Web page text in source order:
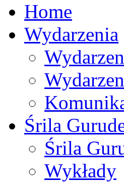
Home
Wydarzenia
Śrila
Śrila
Wykłady